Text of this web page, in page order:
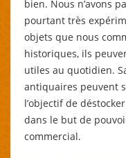
bien. Nous n’avons
pourtant très
objets que nous
historiques, ils
utiles au quotidien.
antiquaires peuvent
l’objectif de
dans le but de
commercial.